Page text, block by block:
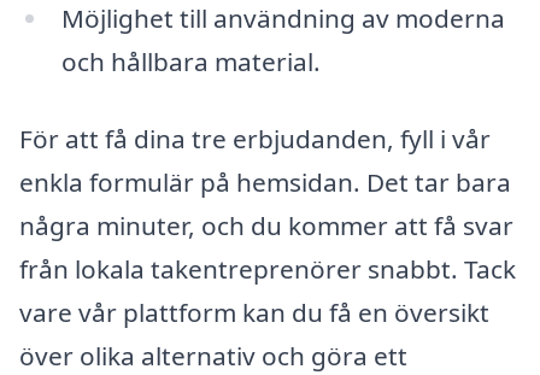
Möjlighet till användning av moderna
och hållbara material.
För att få dina tre erbjudanden, fyll i vår
enkla formulär på hemsidan. Det tar bara
några minuter, och du kommer att få svar
från lokala takentreprenörer snabbt. Tack
vare vår plattform kan du få en översikt
över olika alternativ och göra ett